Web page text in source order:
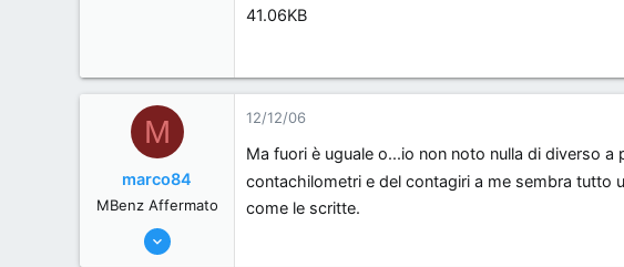
41.06KB
M
marco84
MBenz Affermato
12/12/06
Ma fuori è uguale o...io non noto nulla di diverso
contachilometri e del contagiri a me sembra tutto
come le scritte.